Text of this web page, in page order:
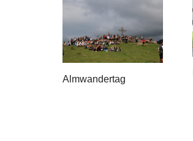
Almwandertag